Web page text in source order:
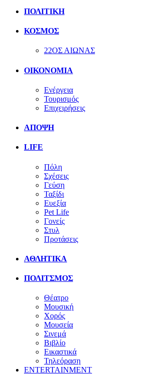
ΠΟΛΙΤΙΚΗ
ΚΟΣΜΟΣ
22ΟΣ ΑΙΩΝΑΣ
ΟΙΚΟΝΟΜΙΑ
Ενέργεια
Τουρισμός
Επιχειρήσεις
ΑΠΟΨΗ
LIFE
Πόλη
Σχέσεις
Γεύση
Ταξίδι
Ευεξία
Pet Life
Γονείς
Στυλ
Προτάσεις
ΑΘΛΗΤΙΚΑ
ΠΟΛΙΤΣΜΟΣ
Θέατρο
Μουσική
Χορός
Μουσεία
Σινεμά
Βιβλίο
Εικαστικά
Τηλεόραση
ENTERTAINMENT